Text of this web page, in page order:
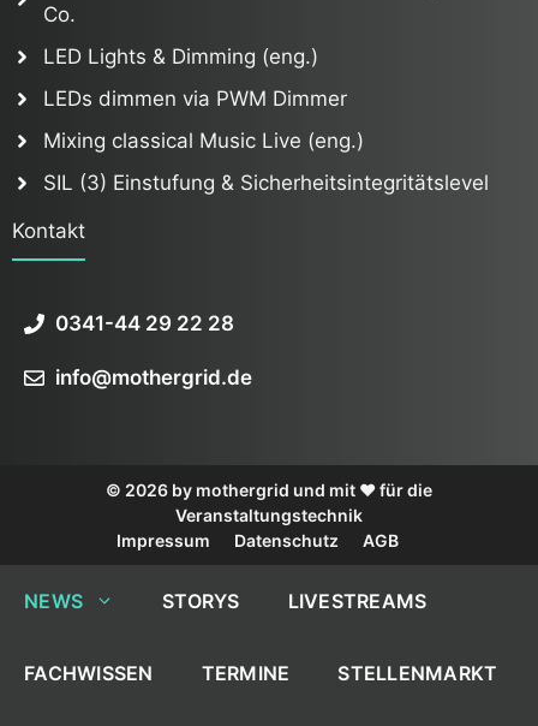
Co.
LED Lights & Dimming (eng.)
LEDs dimmen via PWM Dimmer
Mixing classical Music Live (eng.)
SIL (3) Einstufung & Sicherheitsintegritätslevel
Kontakt
0341-44 29 22 28
info@mothergrid.de
© 2026 by mothergrid und mit ❤️ für die
Veranstaltungstechnik
Impressum
Datenschutz AGB
NEWS STORYS LIVESTREAMS
FACHWISSEN TERMINE STELLENMARKT